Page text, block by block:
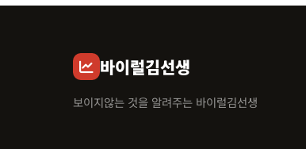
바이럴김선생
보이지않는 것을 알려주는 바이럴김선생